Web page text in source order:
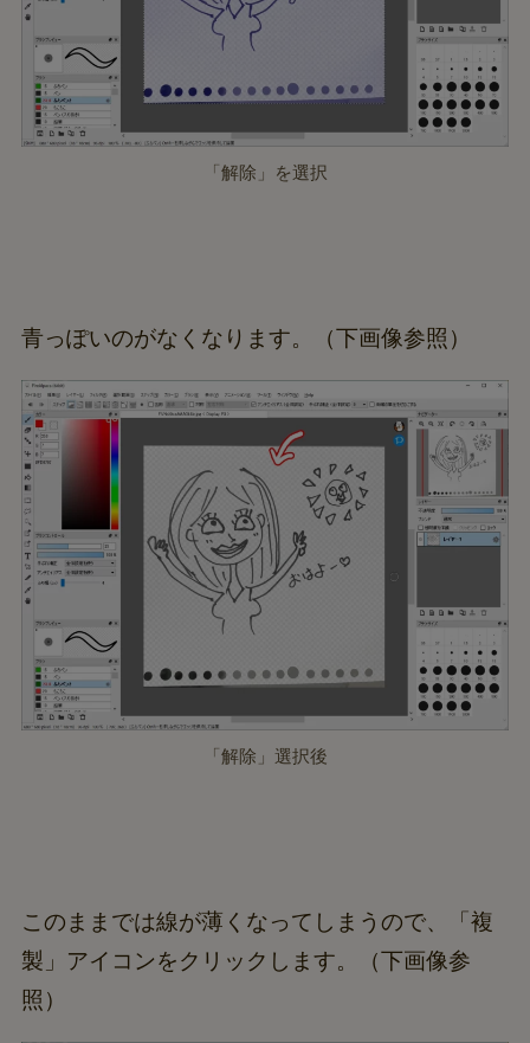
「解除」を選択
青っぽいのがなくなります。（下画像参照）
「解除」選択後
このままでは線が薄くなってしまうので、「複
製」アイコンをクリックします。（下画像参
照）